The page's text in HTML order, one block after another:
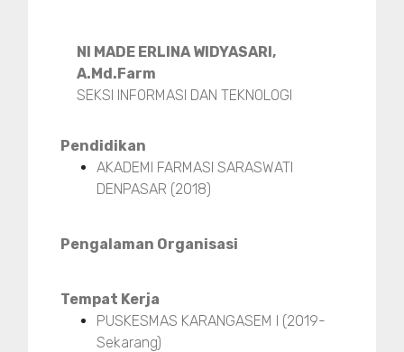
NI MADE ERLINA WIDYASARI,
A.Md.Farm
SEKSI INFORMASI DAN TEKNOLOGI
Pendidikan
AKADEMI FARMASI SARASWATI
DENPASAR (2018)
Pengalaman Organisasi
Tempat Kerja
PUSKESMAS KARANGASEM I (2019-
Sekarang)